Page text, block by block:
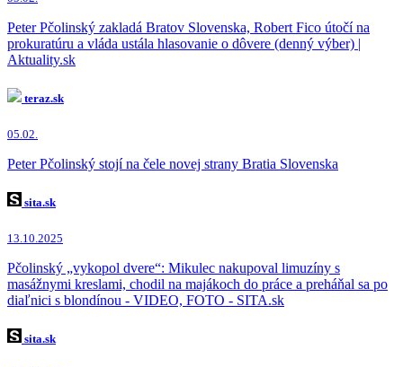
Peter Pčolinský zakladá Bratov Slovenska, Robert Fico útočí na
prokuratúru a vláda ustála hlasovanie o dôvere (denný výber) |
Aktuality.sk
teraz.sk
05.02.
Peter Pčolinský stojí na čele novej strany Bratia Slovenska
sita.sk
13.10.2025
Pčolinský „vykopol dvere“: Mikulec nakupoval limuzíny s
masážnymi kreslami, chodil na majákoch do práce a preháňal sa po
diaľnici s blondínou - VIDEO, FOTO - SITA.sk
sita.sk